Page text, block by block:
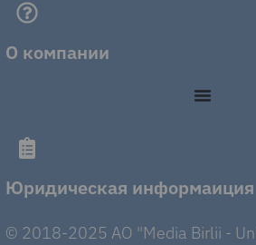
О компании
Юридическая информаиция
© 2018-2025 AO "Media Birlii -